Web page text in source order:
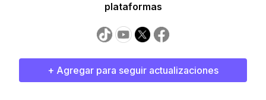
plataformas
+ Agregar para seguir actualizaciones